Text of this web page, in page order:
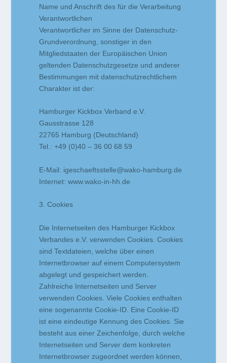
Name und Anschrift des für die Verarbeitung
Verantwortlichen
Verantwortlicher im Sinne der Datenschutz-
Grundverordnung, sonstiger in den
Mitgliedstaaten der Europäischen Union
geltenden Datenschutzgesetze und anderer
Bestimmungen mit datenschutzrechtlichem
Charakter ist der:
Hamburger Kickbox Verband e.V.
Gausstrasse 128
22765 Hamburg (Deutschland)
Tel.: +49 (0)40 – 36 00 68 59
E-Mail: igeschaeftsstelle@wako-hamburg.de
Internet: www.wako-in-hh.de
3. Cookies
Die Internetseiten des Hamburger Kickbox
Verbandes e.V. verwenden Cookies. Cookies
sind Textdateien, welche über einen
Internetbrowser auf einem Computersystem
abgelegt und gespeichert werden.
Zahlreiche Internetseiten und Server
verwenden Cookies. Viele Cookies enthalten
eine sogenannte Cookie-ID. Eine Cookie-ID
ist eine eindeutige Kennung des Cookies. Sie
besteht aus einer Zeichenfolge, durch welche
Internetseiten und Server dem konkreten
Internetbrowser zugeordnet werden können,